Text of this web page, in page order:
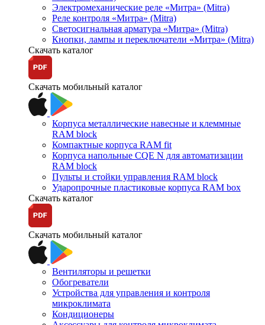
Электромеханические реле «Митра» (Mitra)
Реле контроля «Митра» (Mitra)
Светосигнальная арматура «Митра» (Mitra)
Кнопки, лампы и переключатели «Митра» (Mitra)
Скачать каталог
Скачать мобильный каталог
Корпуса металлические навесные и клеммные
RAM block
Компактные корпуса RAM fit
Корпуса напольные CQE N для автоматизации
RAM block
Пульты и стойки управления RAM block
Ударопрочные пластиковые корпуса RAM box
Скачать каталог
Скачать мобильный каталог
Вентиляторы и решетки
Обогреватели
Устройства для управления и контроля
микроклимата
Кондиционеры